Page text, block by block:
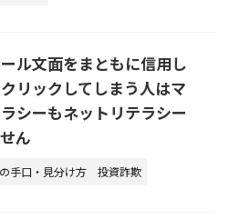
ル文面をまともに信用し
リックしてしまう人はマ
シーもネットリテラシー
ん
手口・見分け方 投資詐欺